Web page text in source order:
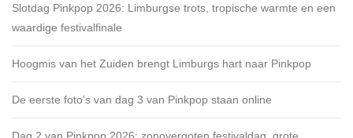
Slotdag Pinkpop 2026: Limburgse trots, tropische warmte en een
waardige festivalfinale
Hoogmis van het Zuiden brengt Limburgs hart naar Pinkpop
De eerste foto’s van dag 3 van Pinkpop staan online
Dag 2 van Pinkpop 2026: zonovergoten festivaldag, grote